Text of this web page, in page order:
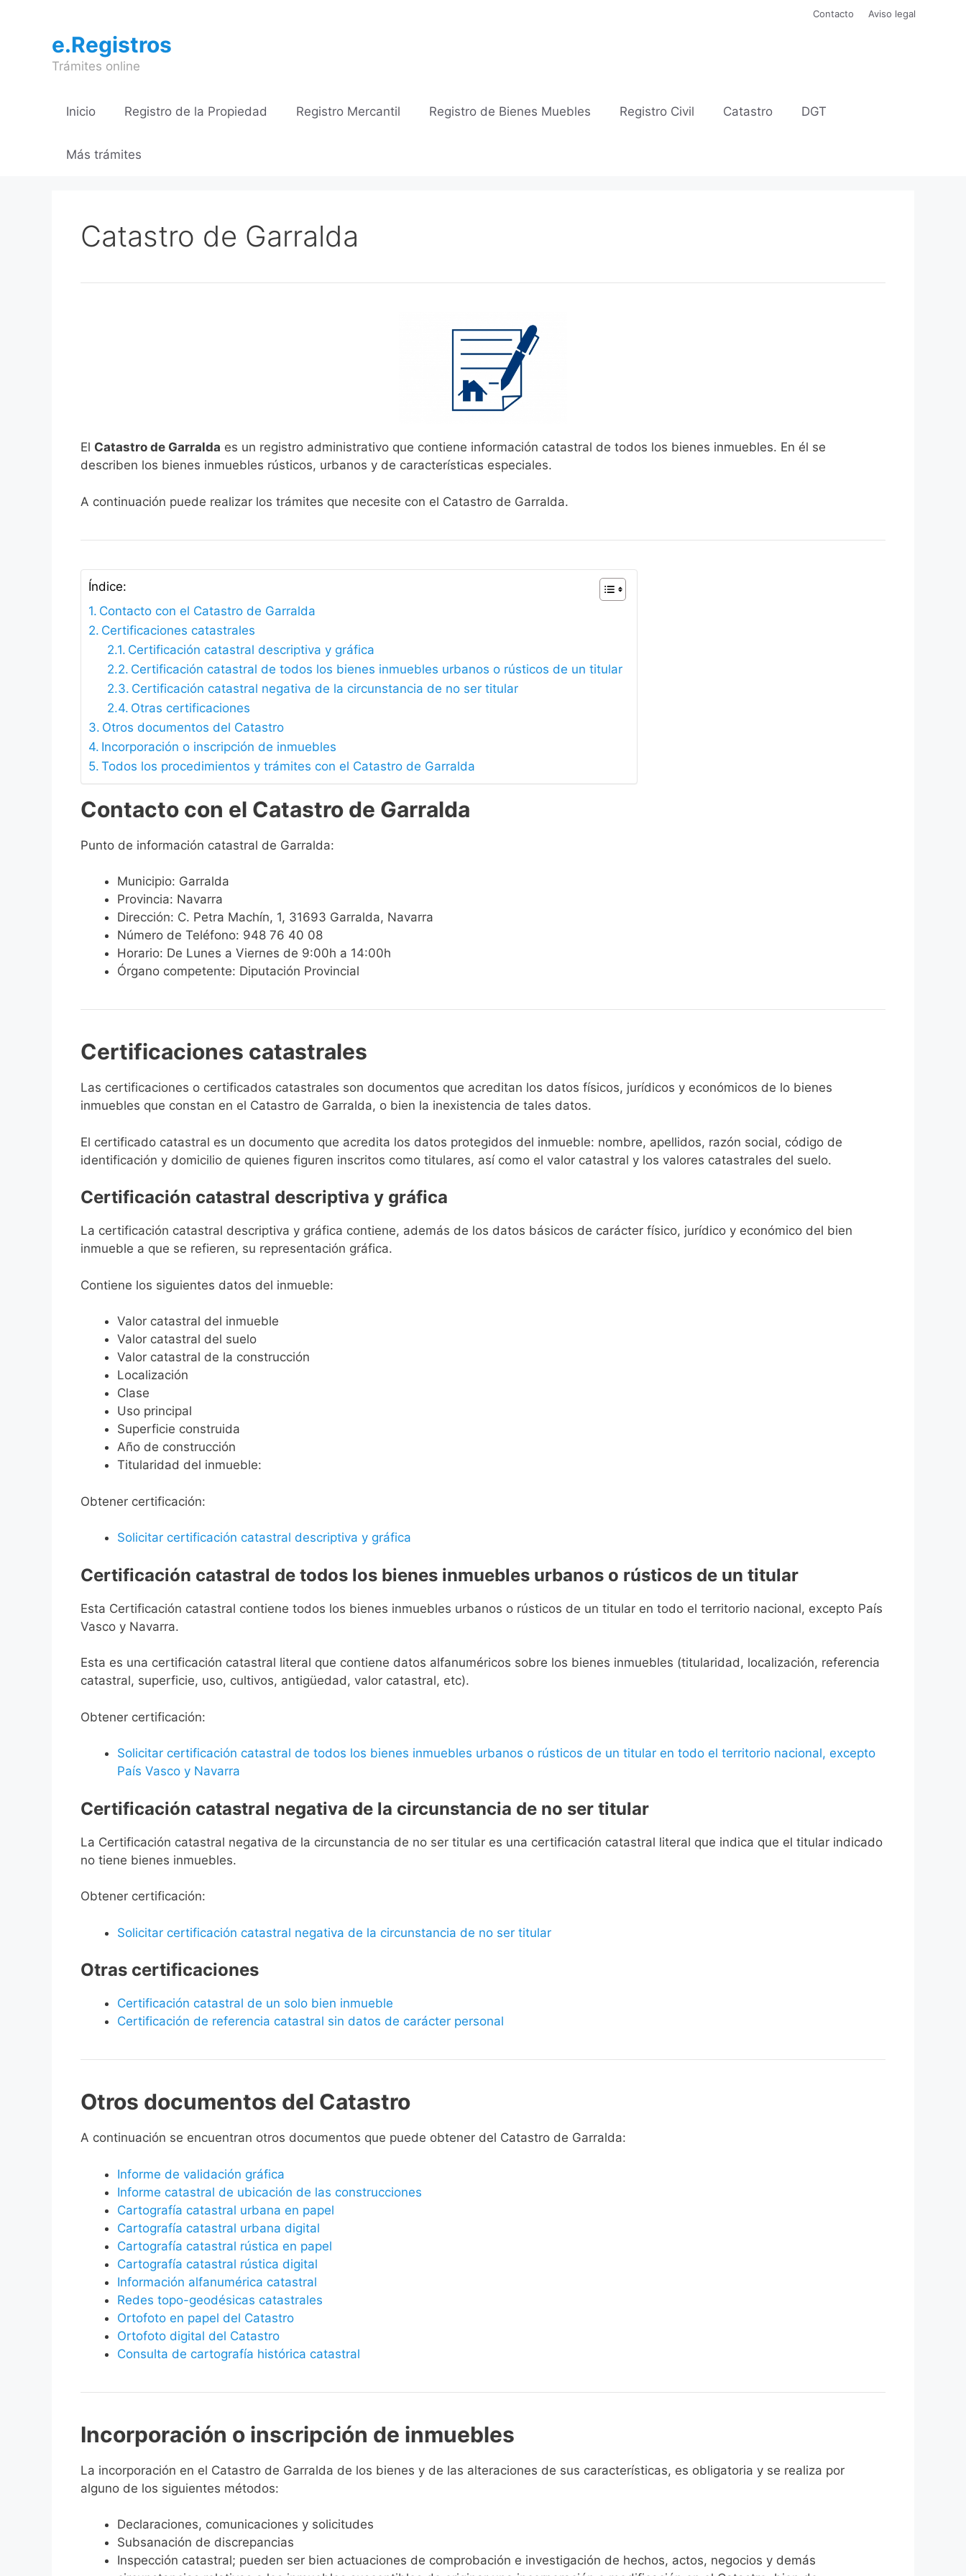
contenido
Contacto Aviso legal
e.Registros
Trámites online
Inicio Registro de la Propiedad Registro Mercantil Registro de Bienes Muebles Registro Civil Catastro DGT
Más trámites
Catastro de Garralda
El Catastro de Garralda es un registro administrativo que contiene información catastral de todos los bienes inmuebles. En él se
describen los bienes inmuebles rústicos, urbanos y de características especiales.
A continuación puede realizar los trámites que necesite con el Catastro de Garralda.
Índice:
Contacto con el Catastro de Garralda
Certificaciones catastrales
Certificación catastral descriptiva y gráfica
Certificación catastral de todos los bienes inmuebles urbanos o rústicos de un titular
Certificación catastral negativa de la circunstancia de no ser titular
Otras certificaciones
Otros documentos del Catastro
Incorporación o inscripción de inmuebles
Todos los procedimientos y trámites con el Catastro de Garralda
Contacto con el Catastro de Garralda
Punto de información catastral de Garralda:
Municipio: Garralda
Provincia: Navarra
Dirección: C. Petra Machín, 1, 31693 Garralda, Navarra
Número de Teléfono: 948 76 40 08
Horario: De Lunes a Viernes de 9:00h a 14:00h
Órgano competente: Diputación Provincial
Certificaciones catastrales
Las certificaciones o certificados catastrales son documentos que acreditan los datos físicos, jurídicos y económicos de lo bienes
inmuebles que constan en el Catastro de Garralda, o bien la inexistencia de tales datos.
El certificado catastral es un documento que acredita los datos protegidos del inmueble: nombre, apellidos, razón social, código de
identificación y domicilio de quienes figuren inscritos como titulares, así como el valor catastral y los valores catastrales del suelo.
Certificación catastral descriptiva y gráfica
La certificación catastral descriptiva y gráfica contiene, además de los datos básicos de carácter físico, jurídico y económico del bien
inmueble a que se refieren, su representación gráfica.
Contiene los siguientes datos del inmueble:
Valor catastral del inmueble
Valor catastral del suelo
Valor catastral de la construcción
Localización
Clase
Uso principal
Superficie construida
Año de construcción
Titularidad del inmueble:
Obtener certificación:
Solicitar certificación catastral descriptiva y gráfica
Certificación catastral de todos los bienes inmuebles urbanos o rústicos de un titular
Esta Certificación catastral contiene todos los bienes inmuebles urbanos o rústicos de un titular en todo el territorio nacional, excepto País
Vasco y Navarra.
Esta es una certificación catastral literal que contiene datos alfanuméricos sobre los bienes inmuebles (titularidad, localización, referencia
catastral, superficie, uso, cultivos, antigüedad, valor catastral, etc).
Obtener certificación:
Solicitar certificación catastral de todos los bienes inmuebles urbanos o rústicos de un titular en todo el territorio nacional, excepto
País Vasco y Navarra
Certificación catastral negativa de la circunstancia de no ser titular
La Certificación catastral negativa de la circunstancia de no ser titular es una certificación catastral literal que indica que el titular indicado
no tiene bienes inmuebles.
Obtener certificación:
Solicitar certificación catastral negativa de la circunstancia de no ser titular
Otras certificaciones
Certificación catastral de un solo bien inmueble
Certificación de referencia catastral sin datos de carácter personal
Otros documentos del Catastro
A continuación se encuentran otros documentos que puede obtener del Catastro de Garralda:
Informe de validación gráfica
Informe catastral de ubicación de las construcciones
Cartografía catastral urbana en papel
Cartografía catastral urbana digital
Cartografía catastral rústica en papel
Cartografía catastral rústica digital
Información alfanumérica catastral
Redes topo-geodésicas catastrales
Ortofoto en papel del Catastro
Ortofoto digital del Catastro
Consulta de cartografía histórica catastral
Incorporación o inscripción de inmuebles
La incorporación en el Catastro de Garralda de los bienes y de las alteraciones de sus características, es obligatoria y se realiza por
alguno de los siguientes métodos:
Declaraciones, comunicaciones y solicitudes
Subsanación de discrepancias
Inspección catastral; pueden ser bien actuaciones de comprobación e investigación de hechos, actos, negocios y demás